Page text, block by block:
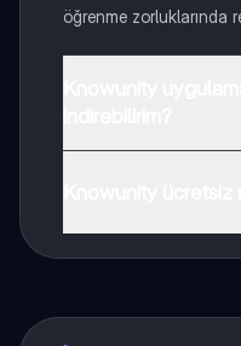
öğrenme zorluklarında